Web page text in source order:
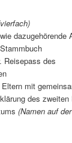
dazugehörende
Reisepass des
mit
des zweiten
(Namen auf